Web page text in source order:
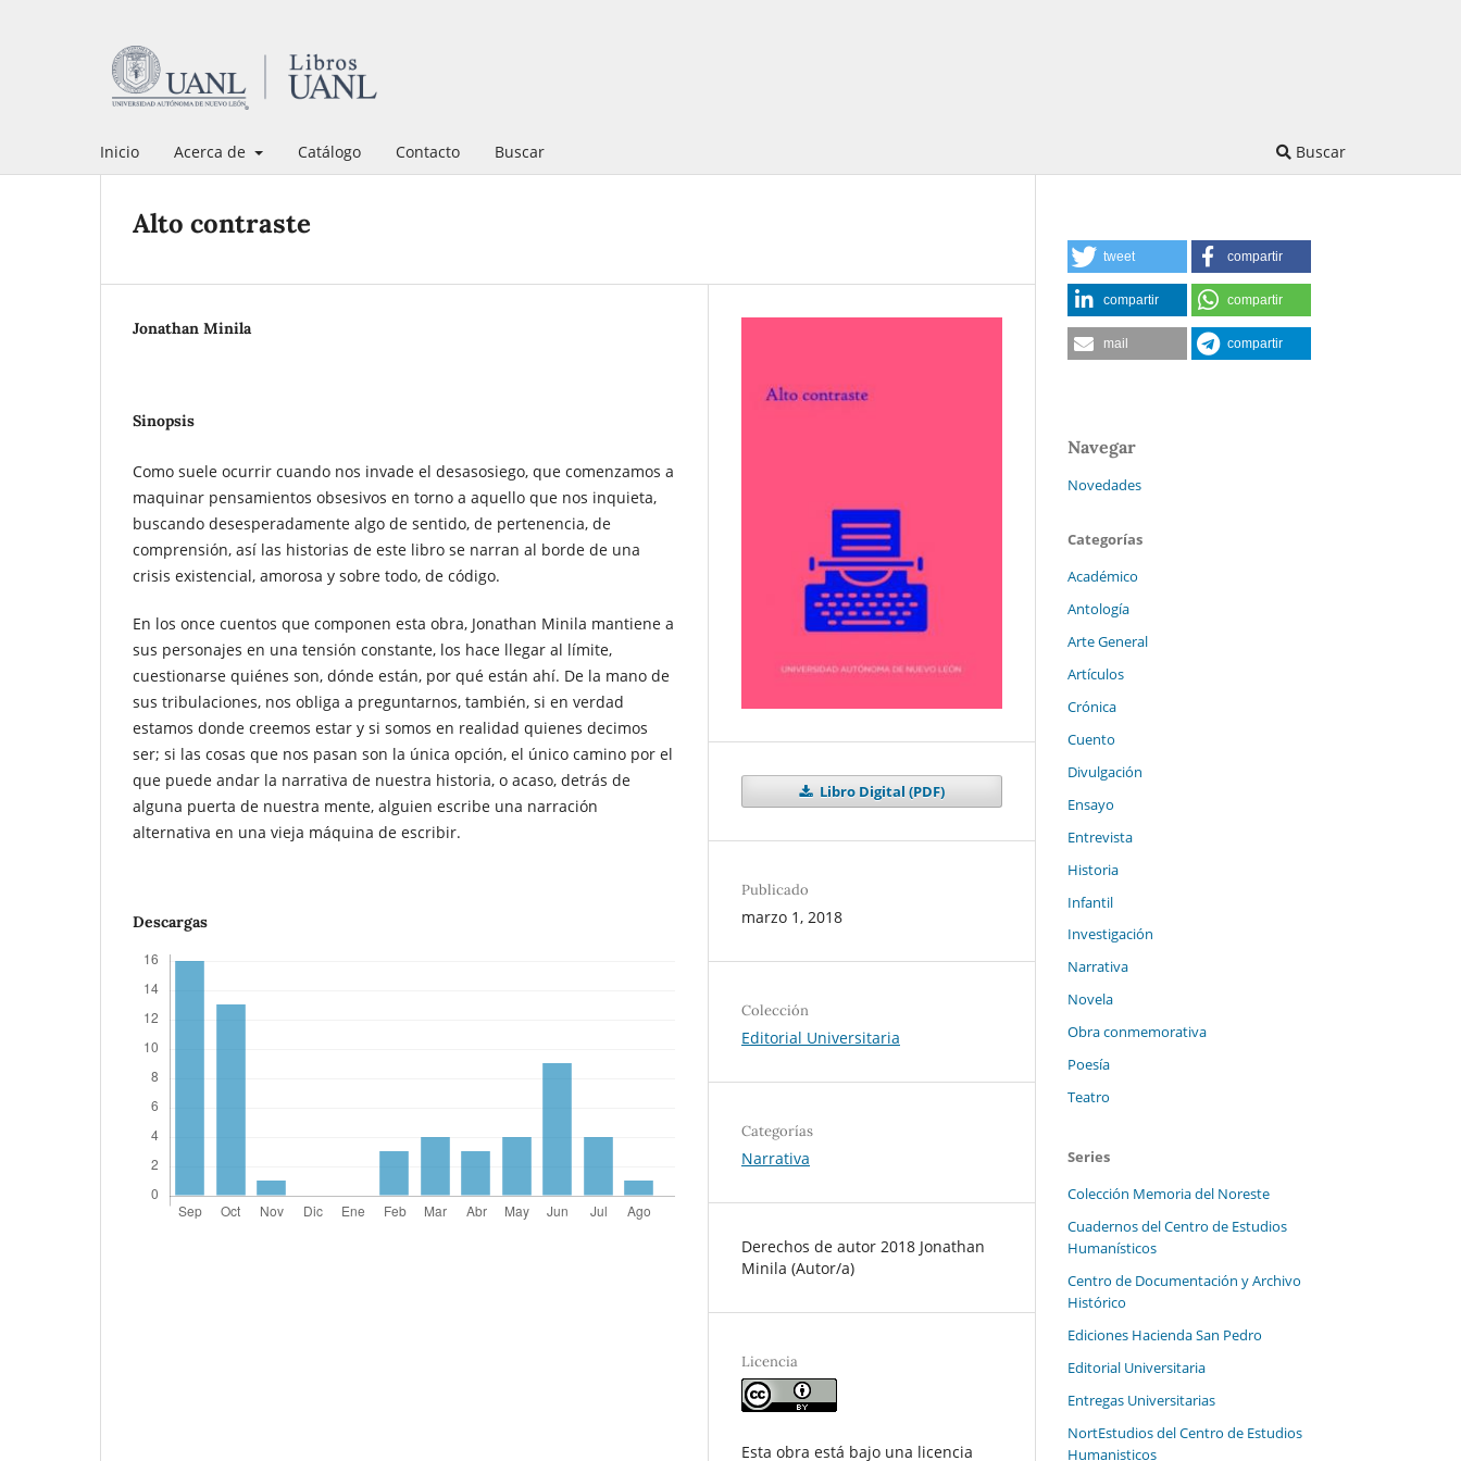
Inicio Acerca de Catálogo Contacto Buscar Buscar
Alto contraste
Jonathan Minila
Sinopsis
Como suele ocurrir cuando nos invade el desasosiego, que comenzamos a
maquinar pensamientos obsesivos en torno a aquello que nos inquieta,
buscando desesperadamente algo de sentido, de pertenencia, de
comprensión, así las historias de este libro se narran al borde de una
crisis existencial, amorosa y sobre todo, de código.
En los once cuentos que componen esta obra, Jonathan Minila mantiene a
sus personajes en una tensión constante, los hace llegar al límite,
cuestionarse quiénes son, dónde están, por qué están ahí. De la mano de
sus tribulaciones, nos obliga a preguntarnos, también, si en verdad
estamos donde creemos estar y si somos en realidad quienes decimos
ser; si las cosas que nos pasan son la única opción, el único camino por el
que puede andar la narrativa de nuestra historia, o acaso, detrás de
alguna puerta de nuestra mente, alguien escribe una narración
alternativa en una vieja máquina de escribir.
Descargas
Libro Digital (PDF)
Publicado
marzo 1, 2018
Colección
Editorial Universitaria
Categorías
Narrativa
Derechos de autor 2018 Jonathan
Minila (Autor/a)
Licencia
Esta obra está bajo una licencia
tweet compartir
compartir compartir
mail compartir
Navegar
Novedades
Categorías
Académico
Antología
Arte General
Artículos
Crónica
Cuento
Divulgación
Ensayo
Entrevista
Historia
Infantil
Investigación
Narrativa
Novela
Obra conmemorativa
Poesía
Teatro
Series
Colección Memoria del Noreste
Cuadernos del Centro de Estudios
Humanísticos
Centro de Documentación y Archivo
Histórico
Ediciones Hacienda San Pedro
Editorial Universitaria
Entregas Universitarias
NortEstudios del Centro de Estudios
Humanisticos